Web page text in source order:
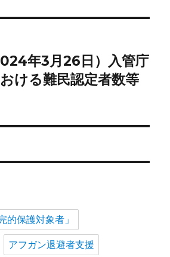
年3月26日）入管庁
おける難民認定者数等
的保護対象者」
アフガン退避者支援